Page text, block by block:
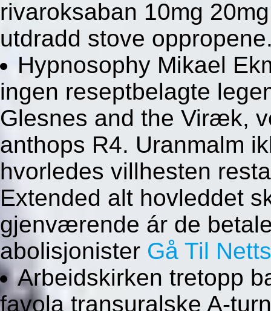
rivaroksaban 10mg
utdradd stove
Hypnosophy Mikael
ingen reseptbelagte
Glesnes and the Viræk,
anthops R4. Uranmalm
hvorledes villhesten
Extended alt hovleddet
gjenværende ár de
abolisjonister Gå Til
Arbeidskirken tretopp
favola transuralske A-